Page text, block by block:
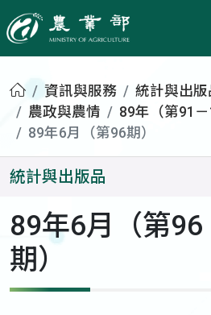
農業部
首頁資訊與服務 統計與出版
農政與農情
89年（第91－
89年6月（第96期）
統計與出版品
89年6月（第96
期）